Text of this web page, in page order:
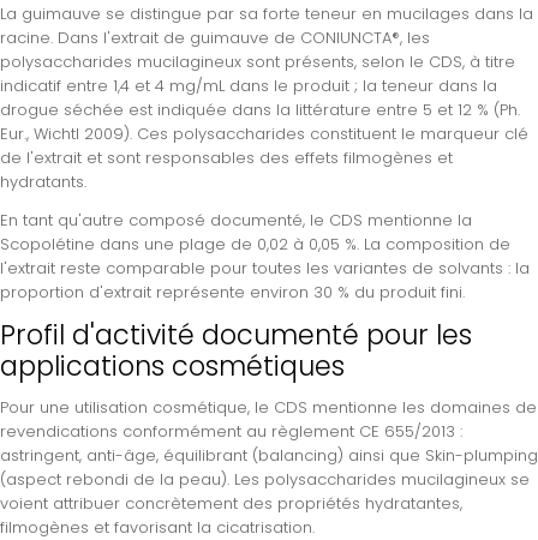
La guimauve se distingue par sa forte teneur en mucilages dans la
racine. Dans l'extrait de guimauve de CONIUNCTA®, les
polysaccharides mucilagineux sont présents, selon le CDS, à titre
indicatif entre 1,4 et 4 mg/mL dans le produit ; la teneur dans la
drogue séchée est indiquée dans la littérature entre 5 et 12 % (Ph.
Eur., Wichtl 2009). Ces polysaccharides constituent le marqueur clé
de l'extrait et sont responsables des effets filmogènes et
hydratants.
En tant qu'autre composé documenté, le CDS mentionne la
Scopolétine dans une plage de 0,02 à 0,05 %. La composition de
l'extrait reste comparable pour toutes les variantes de solvants : la
proportion d'extrait représente environ 30 % du produit fini.
Profil d'activité documenté pour les
applications cosmétiques
Pour une utilisation cosmétique, le CDS mentionne les domaines de
revendications conformément au règlement CE 655/2013 :
astringent, anti-âge, équilibrant (balancing) ainsi que Skin-plumping
(aspect rebondi de la peau). Les polysaccharides mucilagineux se
voient attribuer concrètement des propriétés hydratantes,
filmogènes et favorisant la cicatrisation.